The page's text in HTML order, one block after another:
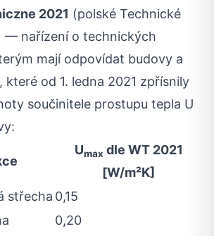
2021 (polské Technické
— nařízení o technických
mají odpovídat budovy a
které od 1. ledna 2021 zpřísnily
součinitele prostupu tepla U
Umax dle WT 2021
[W/m²K]
střecha 0,15
0,20